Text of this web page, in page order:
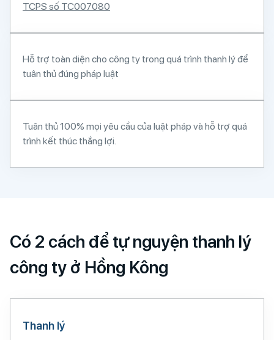
TCPS số TC007080
Hỗ trợ toàn diện cho công ty trong quá trình thanh lý để
tuân thủ đúng pháp luật
Tuân thủ 100% mọi yêu cầu của luật pháp và hỗ trợ quá
trình kết thúc thắng lợi.
Có 2 cách để tự nguyện thanh lý
công ty ở Hồng Kông
Thanh lý